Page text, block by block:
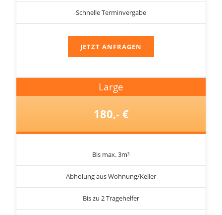
Schnelle Terminvergabe
JETZT ANFRAGEN
Large
180,- €
Bis max. 3m³
Abholung aus Wohnung/Keller
Bis zu 2 Tragehelfer